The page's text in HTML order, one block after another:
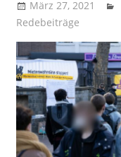
März 27, 2021
Redebeiträge